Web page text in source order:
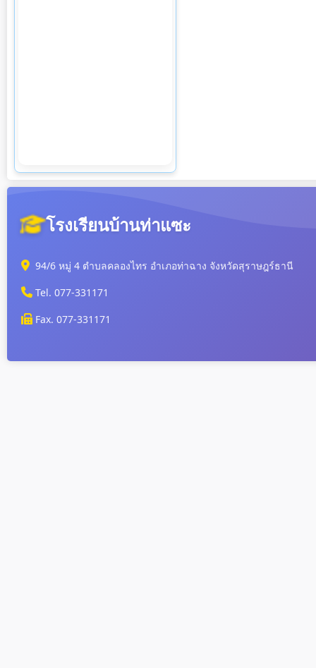
โรงเรียนบ้านท่าแซะ
94/6 หมู่ 4 ตำบลคลองไทร อำเภอท่าฉาง จังหวัดสุราษฎร์ธานี
Tel. 077-331171
Fax. 077-331171